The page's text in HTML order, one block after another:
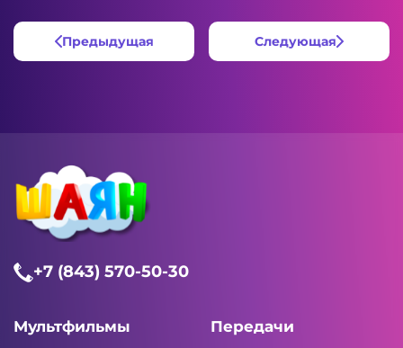
Предыдущая Следующая
+7 (843) 570-50-30
Мультфильмы
Передачи